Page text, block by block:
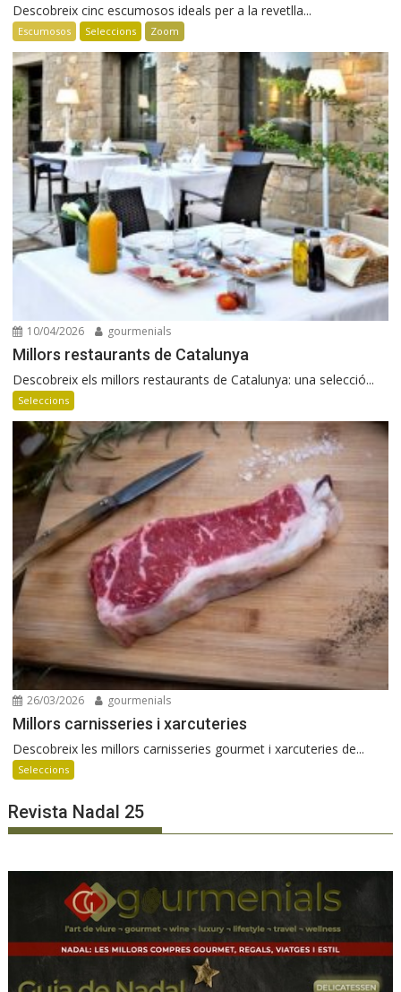
Descobreix cinc escumosos ideals per a la revetlla...
Escumosos Seleccions Zoom
10/04/2026 gourmenials
Millors restaurants de Catalunya
Descobreix els millors restaurants de Catalunya: una selecció...
Seleccions
26/03/2026 gourmenials
Millors carnisseries i xarcuteries
Descobreix les millors carnisseries gourmet i xarcuteries de...
Seleccions
Revista Nadal 25